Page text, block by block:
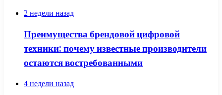
2 недели назад
Преимущества брендовой цифровой
техники: почему известные производители
остаются востребованными
4 недели назад